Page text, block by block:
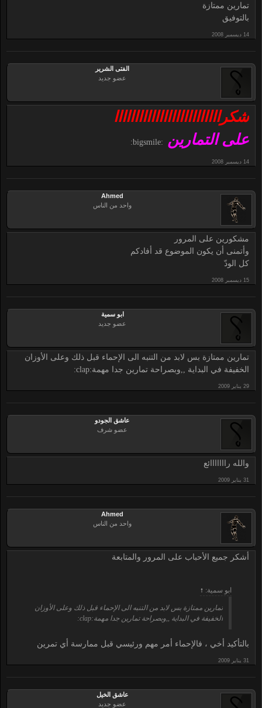
تمارين ممتازة
بالتوفيق
الفتى الشرير
عضو جديد
شكراااااااااااااااااااااااااا
على التمارين :bigsmile:
Ahmed
واحد من الناس
مشكورين على المرور
وأتمنى أن يكون الموضوع قد أفادكم
كل الودّ
ابو سمية
عضو جديد
تمارين ممتازة بس لابد من التنبه الى الإحماء قبل ذلك وعلى الأوزان
الخفيفة في البداية ,,وبصراحة تمارين جدا مهمة:clap:
عاشق الجودو
عضو شرف
والله رااااااائع
Ahmed
واحد من الناس
أشكر جميع الأحباب على المرور والمتابعة
ابو سمية: ↑
تمارين ممتازة بس لابد من التنبه الى الإحماء قبل ذلك وعلى الأوزان
الخفيفة في البداية ,,وبصراحة تمارين جدا مهمة:clap:
بالتأكيد أخي ، فالإحماء أمر مهم ورئيسي قبل ممارسة أي تمرين
عاشق الخيل
عضو جديد